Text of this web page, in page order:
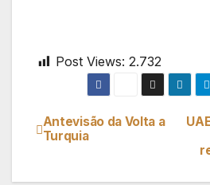
Post Views: 2.732
Navegação
Antevisão da Volta a
Turquia